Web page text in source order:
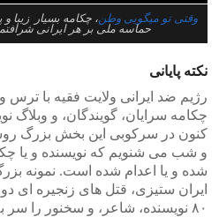
وقتی تو میگویی وطن، چکامه بسیار زیبا
حماسه ملی بر هر ایرانی
نکته پایانی
رژیم ضد ایرانی ولایت فقیه با ترس
کنون در سرکوبی این بخش بزرگ
و شب می شنویم که نویسنده و یا
شده و یا اعدام شده است. نمونه
ایران ستیزی، قتل های زنجیره ای
۸۰ نویسنده، شاعر، و سخنور را